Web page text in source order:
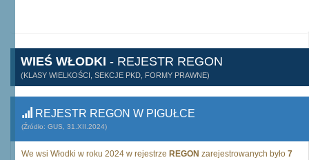
WIEŚ WŁODKI - REJESTR REGON
(KLASY WIELKOŚCI, SEKCJE PKD, FORMY PRAWNE)
REJESTR REGON W PIGUŁCE
(Źródło: GUS, 31.XII.2024)
We wsi Włodki w roku 2024 w rejestrze REGON zarejestrowanych było 7